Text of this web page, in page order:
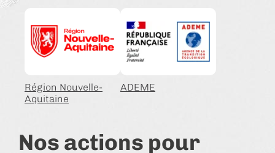
Région Nouvelle-
Aquitaine
ADEME
Nos actions pour